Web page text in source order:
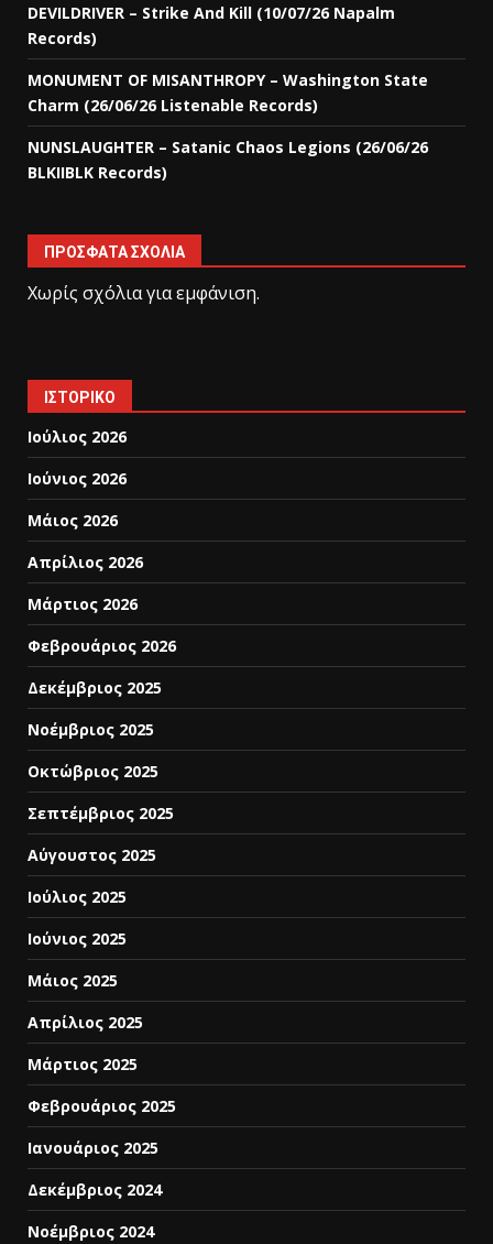
DEVILDRIVER – Strike And Kill (10/07/26 Napalm
Records)
MONUMENT OF MISANTHROPY – Washington State
Charm (26/06/26 Listenable Records)
NUNSLAUGHTER – Satanic Chaos Legions (26/06/26
BLKIIBLK Records)
ΠΡΌΣΦΑΤΑ ΣΧΌΛΙΑ
Χωρίς σχόλια για εμφάνιση.
ΙΣΤΟΡΙΚΌ
Ιούλιος 2026
Ιούνιος 2026
Μάιος 2026
Απρίλιος 2026
Μάρτιος 2026
Φεβρουάριος 2026
Δεκέμβριος 2025
Νοέμβριος 2025
Οκτώβριος 2025
Σεπτέμβριος 2025
Αύγουστος 2025
Ιούλιος 2025
Ιούνιος 2025
Μάιος 2025
Απρίλιος 2025
Μάρτιος 2025
Φεβρουάριος 2025
Ιανουάριος 2025
Δεκέμβριος 2024
Νοέμβριος 2024